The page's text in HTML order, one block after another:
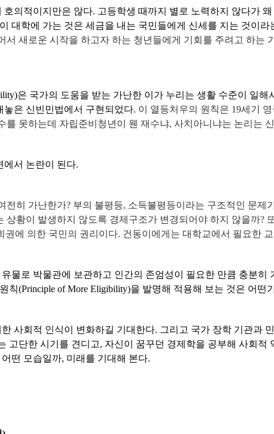
호의적이지만은 않다. 고등학생 때까지 별로 노력하지 않다가
대학에 가는 것은 세금을 내는 국민들에게 신세를 지는 것이
서 새로운 시작을 하고자 하는 청년들에게 기회를 주려고 하는
은 국가의 도움을 받는 가난한 이가 누리는 생활 수준이 일
놓은 신빈민법에서 구현되었다. 이 열등처우의 원칙은 19세기
를 못하는데 자립준비청년이 웬 재수냐, 사치아니냐는 논리는
에서 논란이 된다.
전히 가난한가? 부의 불평등, 소득불평등이라는 구조적인 문제
상황이 발생하지 않도록 경제구조가 변경되어야 하지 않을까?
권에 의한 국민의 권리이다. 건동이에게는 대학교에서 필요한
물로 박물관에 보관하고 인간의 존엄성이 필요한 만큼 충분히
칙(Principle of More Eligibility)을 발명해 적용해 보는 것은 어떤
사회적 인식이 변화하길 기대한다. 그리고 국가 장학 기관과
고단한 시기를 견디고, 자신이 꿈꾸던 경제학을 공부해 사회적
떤 모습일까, 미래를 기대해 본다.